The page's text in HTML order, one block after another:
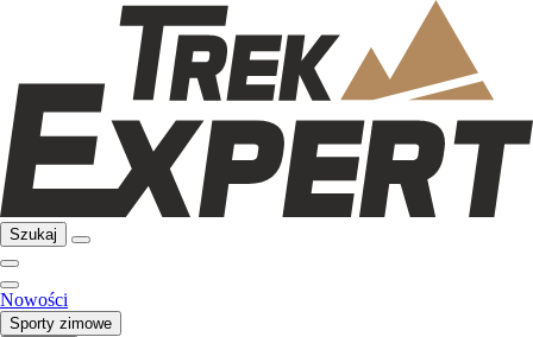
Szukaj
Nowości
Sporty zimowe